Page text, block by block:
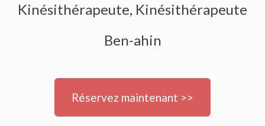
Kinésithérapeute, Kinésithérapeute
Ben-ahin
Réservez maintenant >>